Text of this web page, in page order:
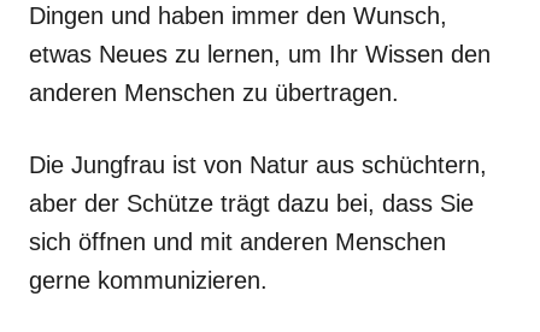
Dingen und haben immer den Wunsch,
etwas Neues zu lernen, um Ihr Wissen den
anderen Menschen zu übertragen.
Die Jungfrau ist von Natur aus schüchtern,
aber der Schütze trägt dazu bei, dass Sie
sich öffnen und mit anderen Menschen
gerne kommunizieren.